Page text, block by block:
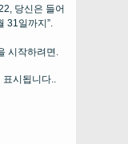
당신은 들어
31일까지”.
시작하려면.
시됩니다..